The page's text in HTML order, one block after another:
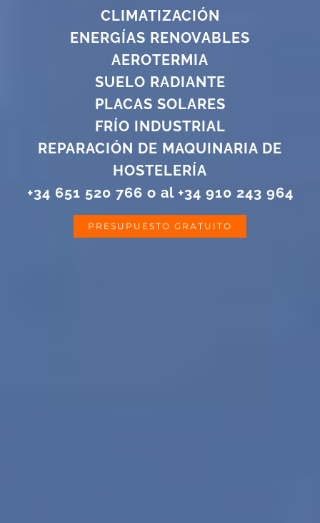
CLIMATIZACIÓN
ENERGÍAS RENOVABLES
AEROTERMIA
SUELO RADIANTE
PLACAS SOLARES
FRÍO INDUSTRIAL
REPARACIÓN DE MAQUINARIA DE
HOSTELERÍA
+34 651 520 766 o al +34 910 243 964
PRESUPUESTO GRATUITO